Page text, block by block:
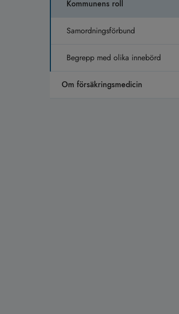
Kommunens roll
Samordningsförbund
Begrepp med olika innebörd
Om försäkringsmedicin